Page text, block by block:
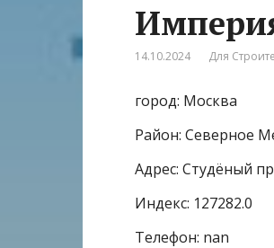
14.10.2024 Для
город: Москва
Район: Северное
Адрес: Студёный
Индекс: 127282.0
Телефон: nan